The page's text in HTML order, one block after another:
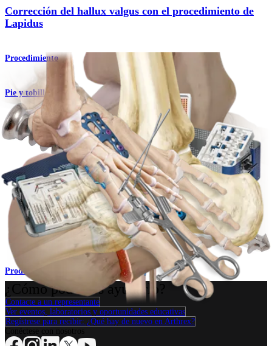
Corrección del hallux valgus con el procedimiento de
Lapidus
Procedimiento
Pie y tobillo
Módulo de placas para el mediopié
Producto
Pie y tobillo
Placa Lapidus plantar
Producto
¿Cómo podemos ayudarlo?
Contacte a un representante
Ver eventos, laboratorios y oportunidades educativas
Regístrese para recibir: ¿Qué hay de nuevo en Arthrex?